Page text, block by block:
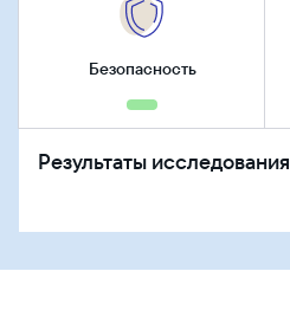
Безопасность
Результаты исследования